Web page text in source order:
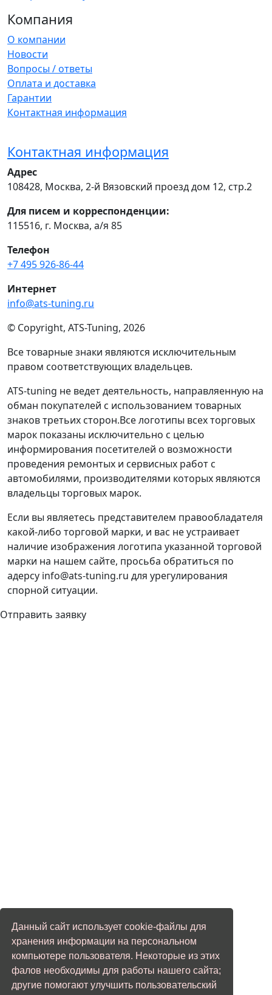
Данный сайт использует cookie-файлы для
хранения информации на персональном
компьютере пользователя. Некоторые из этих
фалов необходимы для работы нашего сайта;
другие помогают улучшить пользовательский
Компания
О компании
Новости
Вопросы / ответы
Оплата и доставка
Гарантии
Контактная информация
Контактная информация
Адрес
108428, Москва, 2-й Вязовский проезд дом 12, стр.2
Для писем и корреспонденции:
115516, г. Москва, а/я 85
Телефон
+7 495 926-86-44
Интернет
info@ats-tuning.ru
© Copyright, ATS-Tuning, 2026
Все товарные знаки являются исключительным
правом соответствующих владельцев.
ATS-tuning не ведет деятельность, направляенную на
обман покупателей с использованием товарных
знаков третьих сторон.Все логотипы всех торговых
марок показаны исключительно с целью
информирования посетителей о возможности
проведения ремонтых и сервисных работ с
автомобилями, производителями которых являются
владельцы торговых марок.
Если вы являетесь представителем правообладателя
какой-либо торговой марки, и вас не устраивает
наличие изображения логотипа указанной торговой
марки на нашем сайте, просьба обратиться по
адерсу info@ats-tuning.ru для урегулирования
спорной ситуации.
Отправить заявку